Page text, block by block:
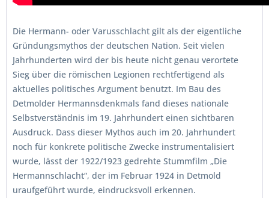
Die Hermann- oder Varusschlacht gilt als der eigentliche
Gründungsmythos der deutschen Nation. Seit vielen
Jahrhunderten wird der bis heute nicht genau verortete
Sieg über die römischen Legionen rechtfertigend als
aktuelles politisches Argument benutzt. Im Bau des
Detmolder Hermannsdenkmals fand dieses nationale
Selbstverständnis im 19. Jahrhundert einen sichtbaren
Ausdruck. Dass dieser Mythos auch im 20. Jahrhundert
noch für konkrete politische Zwecke instrumentalisiert
wurde, lässt der 1922/1923 gedrehte Stummfilm „Die
Hermannschlacht“, der im Februar 1924 in Detmold
uraufgeführt wurde, eindrucksvoll erkennen.